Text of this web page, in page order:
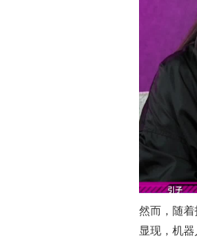
然而，随
显现，机